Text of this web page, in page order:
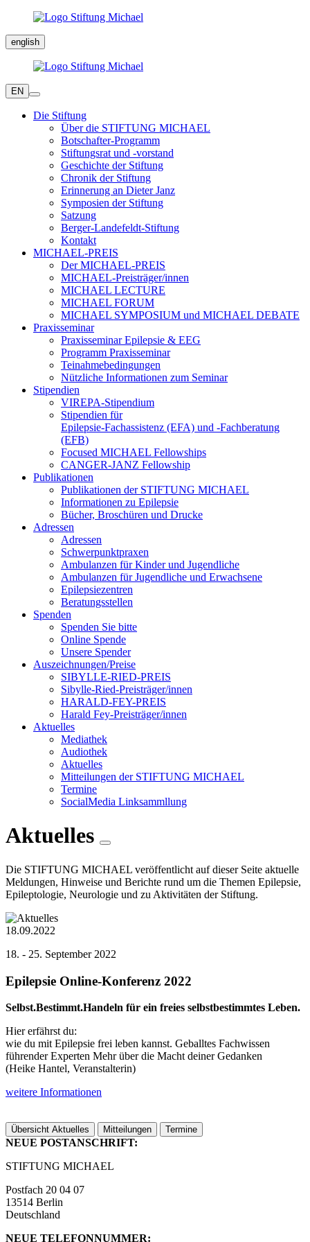
english
EN
Die Stiftung
Über die STIFTUNG MICHAEL
Botschafter-Programm
Stiftungsrat und -vorstand
Geschichte der Stiftung
Chronik der Stiftung
Erinnerung an Dieter Janz
Symposien der Stiftung
Satzung
Berger-Landefeldt-Stiftung
Kontakt
MICHAEL-PREIS
Der MICHAEL-PREIS
MICHAEL-Preisträger/innen
MICHAEL LECTURE
MICHAEL FORUM
MICHAEL SYMPOSIUM und MICHAEL DEBATE
Praxisseminar
Praxisseminar Epilepsie & EEG
Programm Praxisseminar
Teinahmebedingungen
Nützliche Informationen zum Seminar
Stipendien
VIREPA-Stipendium
Stipendien für
Epilepsie-Fachassistenz (EFA) und -Fachberatung
(EFB)
Focused MICHAEL Fellowships
CANGER-JANZ Fellowship
Publikationen
Publikationen der STIFTUNG MICHAEL
Informationen zu Epilepsie
Bücher, Broschüren und Drucke
Adressen
Adressen
Schwerpunktpraxen
Ambulanzen für Kinder und Jugendliche
Ambulanzen für Jugendliche und Erwachsene
Epilepsiezentren
Beratungsstellen
Spenden
Spenden Sie bitte
Online Spende
Unsere Spender
Auszeichnungen/Preise
SIBYLLE-RIED-PREIS
Sibylle-Ried-Preisträger/innen
HARALD-FEY-PREIS
Harald Fey-Preisträger/innen
Aktuelles
Mediathek
Audiothek
Aktuelles
Mitteilungen der STIFTUNG MICHAEL
Termine
SocialMedia Linksammllung
Aktuelles
Die STIFTUNG MICHAEL veröffentlicht auf dieser Seite aktuelle
Meldungen, Hinweise und Berichte rund um die Themen Epilepsie,
Epileptologie, Neurologie und zu Aktivitäten der Stiftung.
18.09.2022
18. - 25. September 2022
Epilepsie Online-Konferenz 2022
Selbst.Bestimmt.Handeln für ein freies selbstbestimmtes Leben.
Hier erfährst du:
wie du mit Epilepsie frei leben kannst. Geballtes Fachwissen
führender Experten Mehr über die Macht deiner Gedanken
(Heike Hantel, Veranstalterin)
weitere Informationen
Übersicht Aktuelles Mitteilungen Termine
NEUE POSTANSCHRIFT:
STIFTUNG MICHAEL
Postfach 20 04 07
13514 Berlin
Deutschland
NEUE TELEFONNUMMER: